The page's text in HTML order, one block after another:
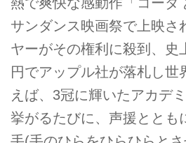
サンダンス映画祭で上映さ
ヤーがその権利に殺到、史
円でアップル社が落札し世
えば、3冠に輝いたアカデ
挙がるたびに、声援ととも